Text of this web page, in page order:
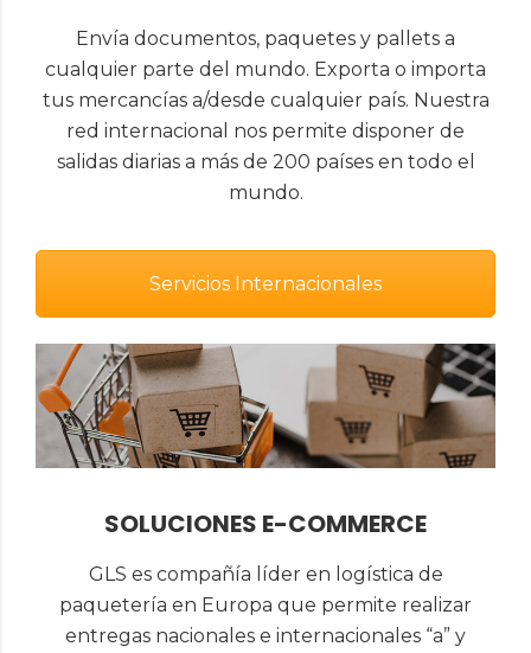
Envía documentos, paquetes y pallets a
cualquier parte del mundo. Exporta o importa
tus mercancías a/desde cualquier país. Nuestra
red internacional nos permite disponer de
salidas diarias a más de 200 países en todo el
mundo.
Servicios Internacionales
SOLUCIONES E-COMMERCE
GLS es compañía líder en logística de
paquetería en Europa que permite realizar
entregas nacionales e internacionales “a” y